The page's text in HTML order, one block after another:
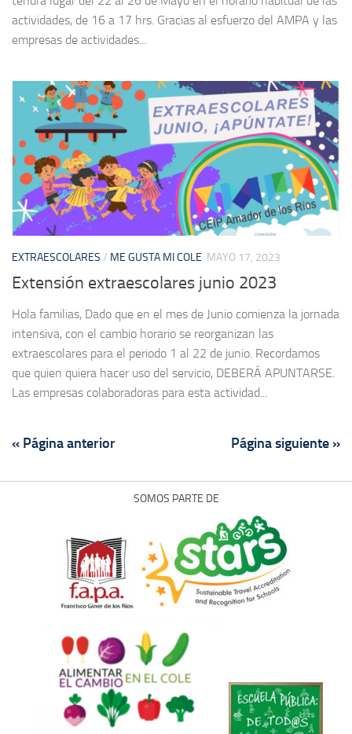
actividades, de 16 a 17 hrs. Gracias al esfuerzo del AMPA y las
empresas de actividades...
EXTRAESCOLARES / ME GUSTA MI COLE MAYO 17, 2023
Extensión extraescolares junio 2023
Hola familias, Dado que en el mes de Junio comienza la jornada
intensiva, con el cambio horario se reorganizan las
extraescolares para el periodo 1 al 22 de junio. Recordamos
que quien quiera hacer uso del servicio, DEBERÁ APUNTARSE.
Las empresas colaboradoras para esta actividad...
« Página anterior Página siguiente »
SOMOS PARTE DE